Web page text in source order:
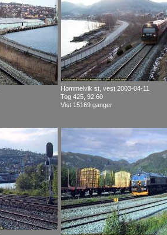
Hommelvik st, vest 2003-04-11
Tog 425, 92.60
Vist 15169 ganger